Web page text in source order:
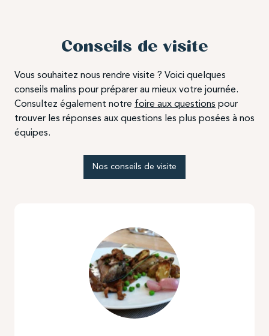
Conseils de visite
Vous souhaitez nous rendre visite ? Voici quelques
conseils malins pour préparer au mieux votre journée.
Consultez également notre foire aux questions pour
trouver les réponses aux questions les plus posées à nos
équipes.
Nos conseils de visite